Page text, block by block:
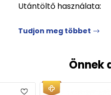
Utántöltő használata:
Tudjon meg többet
Önnek